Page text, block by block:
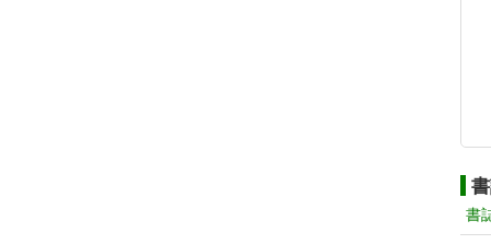
書